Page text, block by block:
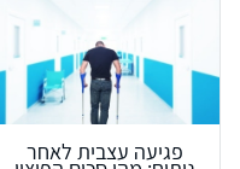
פגיעה עצבית לאחר